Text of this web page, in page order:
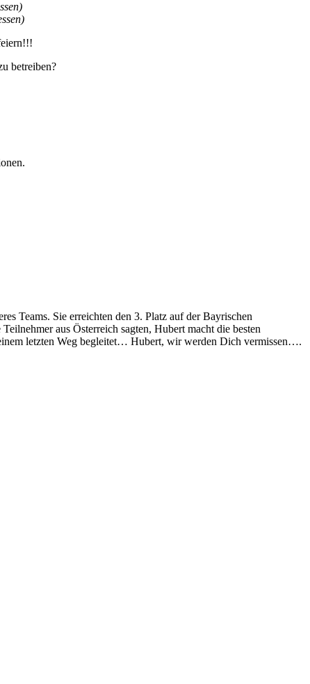
betreiben?
Teams. Sie erreichten den 3. Platz auf der Bayrischen
aus Österreich sagten, Hubert macht die besten
letzten Weg begleitet… Hubert, wir werden Dich vermissen….